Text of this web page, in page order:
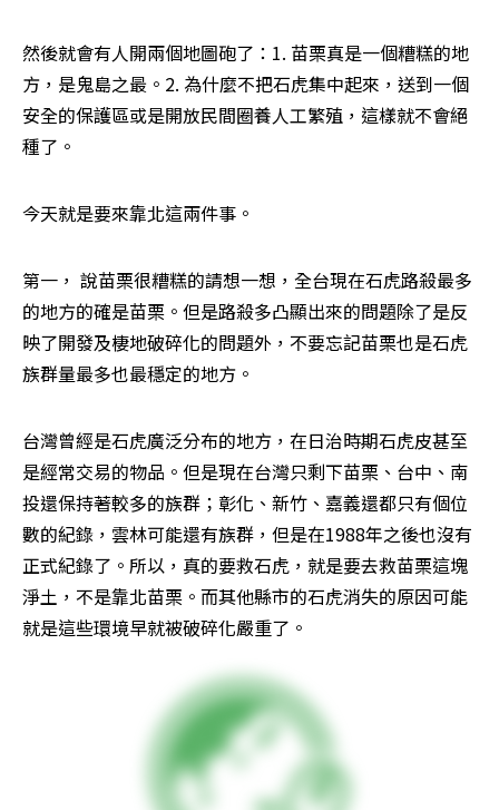
然後就會有人開兩個地圖砲了：1. 苗栗真是一個糟糕的地
方，是鬼島之最。2. 為什麼不把石虎集中起來，送到一個
安全的保護區或是開放民間圈養人工繁殖，這樣就不會絕
種了。
今天就是要來靠北這兩件事。
第一， 說苗栗很糟糕的請想一想，全台現在石虎路殺最多
的地方的確是苗栗。但是路殺多凸顯出來的問題除了是反
映了開發及棲地破碎化的問題外，不要忘記苗栗也是石虎
族群量最多也最穩定的地方。
台灣曾經是石虎廣泛分布的地方，在日治時期石虎皮甚至
是經常交易的物品。但是現在台灣只剩下苗栗、台中、南
投還保持著較多的族群；彰化、新竹、嘉義還都只有個位
數的紀錄，雲林可能還有族群，但是在1988年之後也沒有
正式紀錄了。所以，真的要救石虎，就是要去救苗栗這塊
淨土，不是靠北苗栗。而其他縣市的石虎消失的原因可能
就是這些環境早就被破碎化嚴重了。